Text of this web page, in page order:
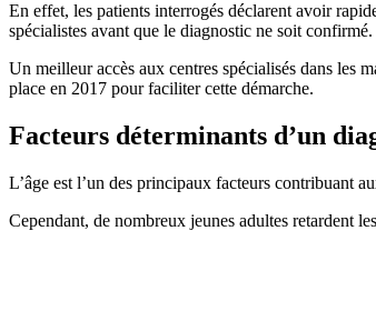
En effet, les patients interrogés déclarent avoir
spécialistes avant que le diagnostic ne soit confirmé.
Un meilleur accès aux centres spécialisés dans les
place en 2017 pour faciliter cette démarche.
Facteurs déterminants d’un
L’âge est l’un des principaux facteurs contribuant
Cependant, de nombreux jeunes adultes retardent